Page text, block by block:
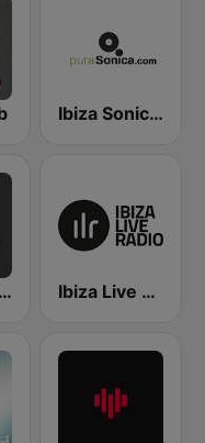
Ibiza Sonica - puraSonica.com
Mambo Radio Ibiza Live Radio